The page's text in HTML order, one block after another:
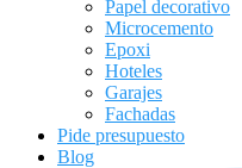
Papel decorativo
Microcemento
Epoxi
Hoteles
Garajes
Fachadas
Pide presupuesto
Blog